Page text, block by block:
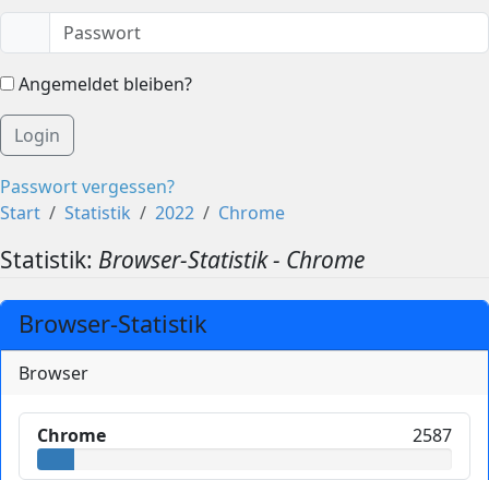
Angemeldet bleiben?
Login
Passwort vergessen?
Start
Statistik 2022 Chrome
Statistik: Browser-Statistik - Chrome
Browser-Statistik
Browser
Chrome 2587